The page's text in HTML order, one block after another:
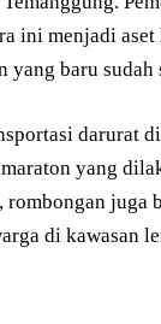
ini menjadi
yang baru
darurat
yang
rombongan
di kawasan